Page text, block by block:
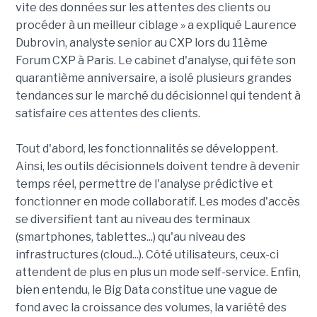
vite des données sur les attentes des clients ou
procéder à un meilleur ciblage » a expliqué Laurence
Dubrovin, analyste senior au CXP lors du 11ème
Forum CXP à Paris. Le cabinet d'analyse, qui fête son
quarantième anniversaire, a isolé plusieurs grandes
tendances sur le marché du décisionnel qui tendent à
satisfaire ces attentes des clients.
Tout d'abord, les fonctionnalités se développent.
Ainsi, les outils décisionnels doivent tendre à devenir
temps réel, permettre de l'analyse prédictive et
fonctionner en mode collaboratif. Les modes d'accès
se diversifient tant au niveau des terminaux
(smartphones, tablettes...) qu'au niveau des
infrastructures (cloud...). Côté utilisateurs, ceux-ci
attendent de plus en plus un mode self-service. Enfin,
bien entendu, le Big Data constitue une vague de
fond avec la croissance des volumes, la variété des